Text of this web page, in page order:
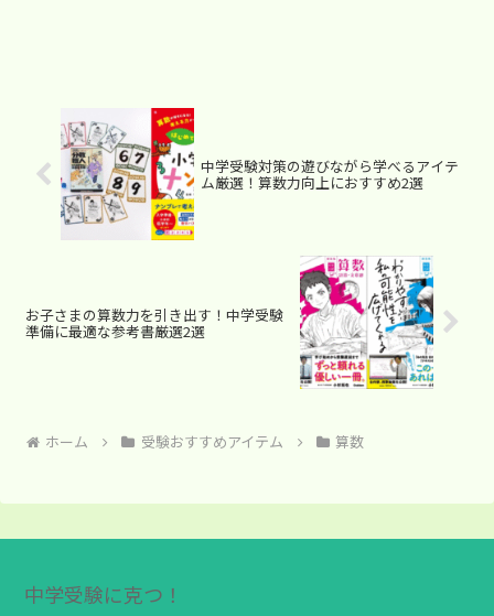
中学受験対策の遊びながら学べるアイテ
ム厳選！算数力向上におすすめ2選
お子さまの算数力を引き出す！中学受験
準備に最適な参考書厳選2選
ホーム 受験おすすめアイテム 算数
中学受験に克つ！